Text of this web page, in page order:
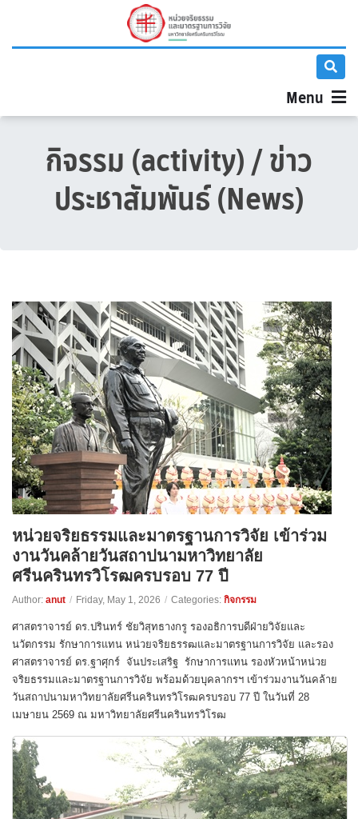
Menu
กิจรรม (activity) / ข่าว
ประชาสัมพันธ์ (News)
หน่วยจริยธรรมและมาตรฐานการวิจัย เข้าร่วม
งานวันคล้ายวันสถาปนามหาวิทยาลัย
ศรีนครินทรวิโรฒครบรอบ 77 ปี
Author: anut / Friday, May 1, 2026 / Categories: กิจกรรม
ศาสตราจารย์ ดร.ปรินทร์ ชัยวิสุทธางกรู รองอธิการบดีฝ่ายวิจัยและ
นวัตกรรม รักษาการแทน หน่วยจริยธรรฒและมาตรฐานการวิจัย และรอง
ศาสตราจารย์ ดร.ฐาศุกร์ จันประเสริฐ รักษาการแทน รองหัวหน้าหน่วย
จริยธรรมและมาตรฐานการวิจัย พร้อมด้วยบุคลากรฯ เข้าร่วมงานวันคล้าย
วันสถาปนามหาวิทยาลัยศรีนครินทรวิโรฒครบรอบ 77 ปี ในวันที่ 28
เมษายน 2569 ณ มหาวิทยาลัยศรีนครินทรวิโรฒ